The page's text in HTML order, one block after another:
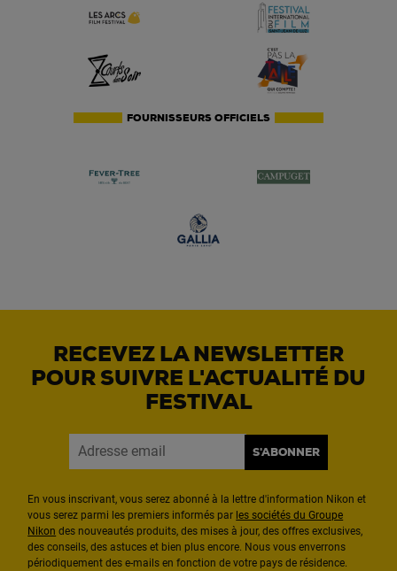
FOURNISSEURS OFFICIELS
RECEVEZ LA NEWSLETTER
POUR SUIVRE L'ACTUALITÉ DU
FESTIVAL
S'ABONNER
En vous inscrivant, vous serez abonné à la lettre d'information Nikon et
vous serez parmi les premiers informés par les sociétés du Groupe
Nikon des nouveautés produits, des mises à jour, des offres exclusives,
des conseils, des astuces et bien plus encore. Nous vous enverrons
périodiquement des e-mails en fonction de votre pays de résidence.